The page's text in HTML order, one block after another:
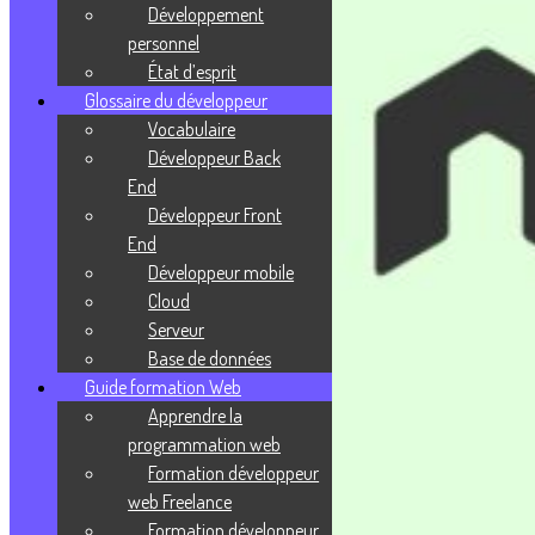
Développement
personnel
État d’esprit
Glossaire du développeur
Vocabulaire
Développeur Back
End
Développeur Front
End
Développeur mobile
Cloud
Serveur
Base de données
Guide formation Web
Apprendre la
programmation web
Formation développeur
web Freelance
Formation développeur